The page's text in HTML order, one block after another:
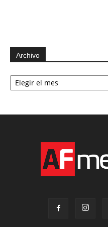
Archivo
Archivo